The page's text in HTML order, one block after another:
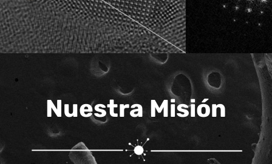
Nuestra Misión